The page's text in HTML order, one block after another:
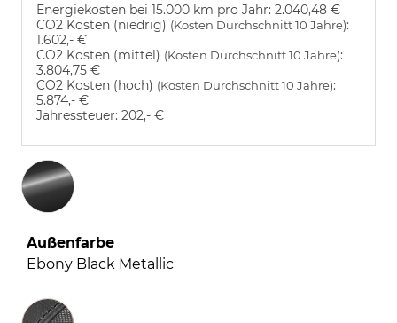
Energiekosten bei 15.000 km pro Jahr: 2.040,48 €
CO2 Kosten (niedrig) (Kosten Durchschnitt 10 Jahre):
1.602,- €
CO2 Kosten (mittel) (Kosten Durchschnitt 10 Jahre):
3.804,75 €
CO2 Kosten (hoch) (Kosten Durchschnitt 10 Jahre):
5.874,- €
Jahressteuer: 202,- €
Außenfarbe
Ebony Black Metallic
Innenausstattung